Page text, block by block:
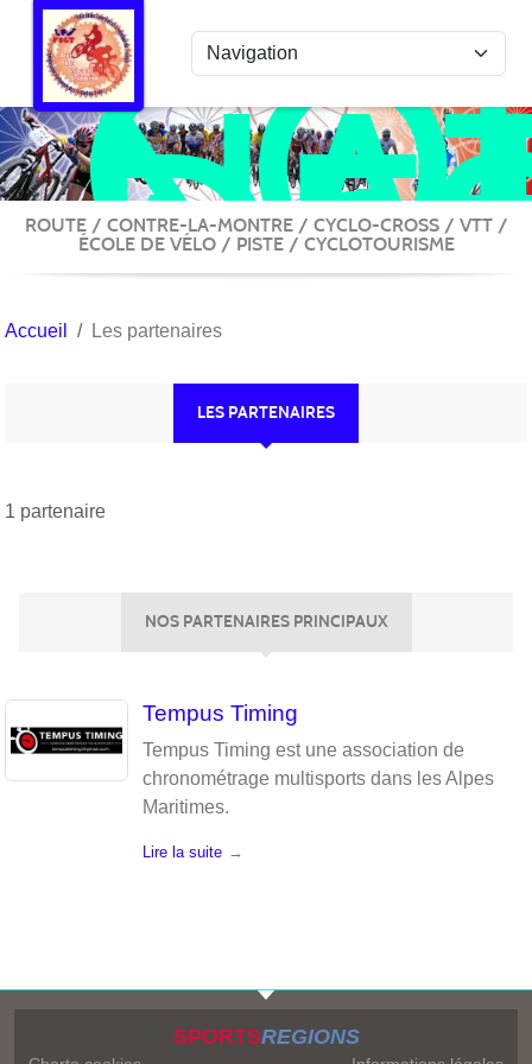
ROUTE / CONTRE-LA-MONTRE / CYCLO-CROSS / VTT /
ÉCOLE DE VÉLO / PISTE / CYCLOTOURISME
Accueil Les partenaires
LES PARTENAIRES
1 partenaire
NOS PARTENAIRES PRINCIPAUX
Tempus Timing
Tempus Timing est une association de
chronométrage multisports dans les Alpes
Maritimes.
Lire la suite
SPORTSREGIONS
Panneau de gestion des cookies